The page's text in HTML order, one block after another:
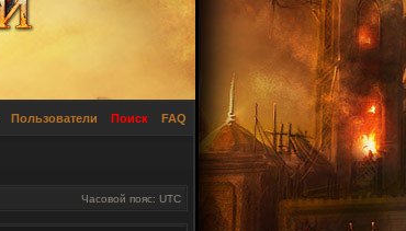
FAQ
Поиск
Пользователи
Часовой пояс: UTC